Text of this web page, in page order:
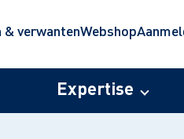
& verwantenWebshop
Expertise